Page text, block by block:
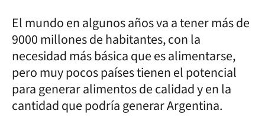
El mundo en algunos años va a tener más de
9000 millones de habitantes, con la
necesidad más básica que es alimentarse,
pero muy pocos países tienen el potencial
para generar alimentos de calidad y en la
cantidad que podría generar Argentina.